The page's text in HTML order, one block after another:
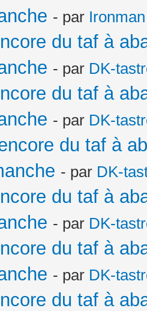
- par Ironman
du taf à
- par DK-
du taf à
- par DK-
du taf à
- par DK-
du taf à
- par DK-
du taf à
- par DK-
du taf à